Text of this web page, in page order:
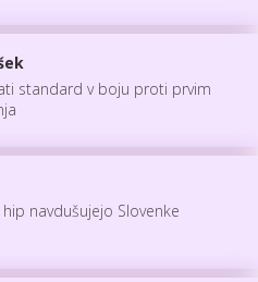
standard v boju proti prvim
navdušujejo Slovenke